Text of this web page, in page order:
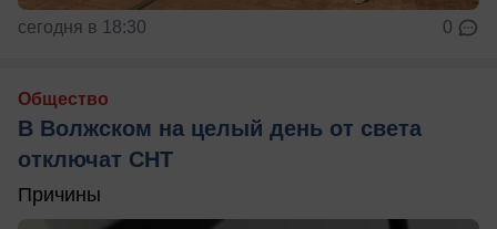
сегодня в 18:30 0
Общество
В Волжском на целый день от света
отключат СНТ
Причины